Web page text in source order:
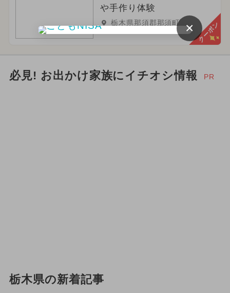
や手作り体験
栃木県那須郡那須町 クーポン
必見! お出かけ家族にイチオシ情報 PR
栃木県の新着記事
×